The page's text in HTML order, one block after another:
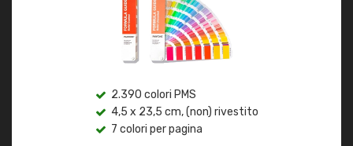
2.390 colori PMS
4,5 x 23,5 cm, (non) rivestito
7 colori per pagina